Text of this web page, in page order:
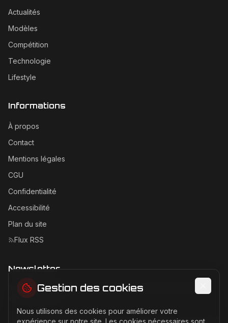
Actualités
Modèles
Compétition
Technologie
Lifestyle
Informations
À propos
Contact
Mentions légales
CGU
Confidentialité
Accessibilité
Plan du site
Flux RSS
Newsletter
Recevez les dernières actualités Ferrari directement dans
Adresse email pour la newsletter
Gestion des cookies
Nous utilisons des cookies pour améliorer votre
expérience sur notre site. Les cookies nécessaires sont